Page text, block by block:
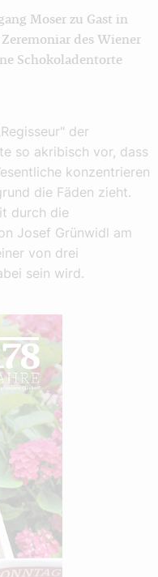
Moser zu Gast in
Zeremoniar des Wiener
Schokoladentorte
der
so akribisch vor, dass
konzentrieren
die Fäden zieht.
durch die
Josef Grünwidl am
von drei
sein wird.